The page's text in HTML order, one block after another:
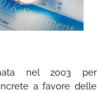
nel 2003 per
a favore delle